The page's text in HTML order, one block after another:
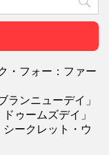
・フォー：ファー
ンニューデイ」
ゥームズデイ」
ークレット・ウ